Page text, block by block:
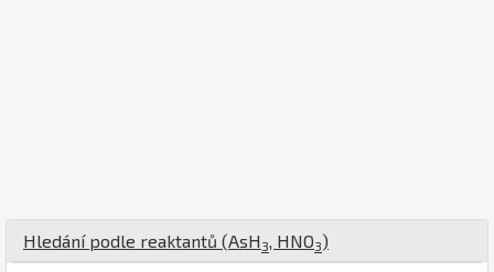
Hledání podle reaktantů (AsH 3, HNO3)